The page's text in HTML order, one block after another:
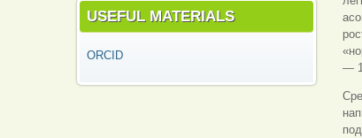
USEFUL MATERIALS
ORCID
—